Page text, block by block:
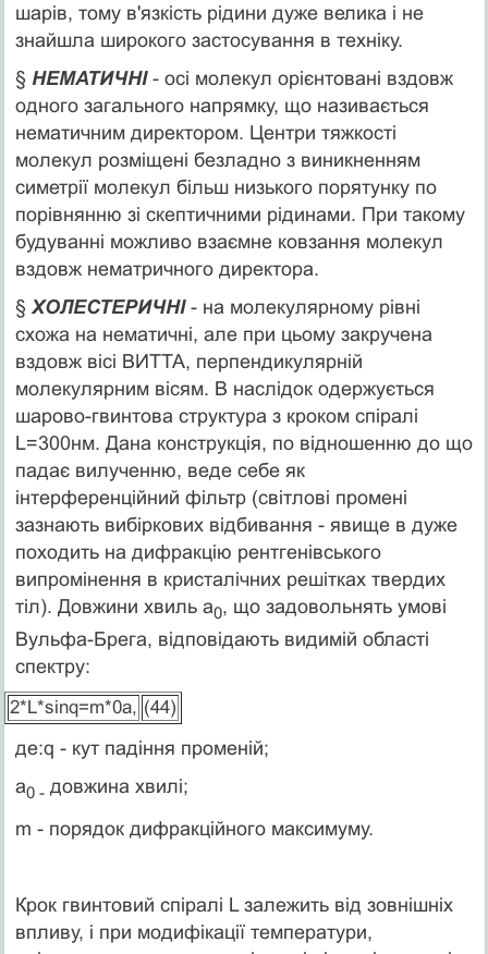
шарів, тому в'язкість рідини дуже велика і не
знайшла широкого застосування в техніку.
§ НЕМАТИЧНІ- осі молекул орієнтовані вздовж
одного загального напрямку, що називається
нематичним директором. Центри тяжкості
молекул розміщені безладно з виникненням
симетрії молекул більш низького порятунку по
порівнянню зі скептичними рідинами. При такому
будуванні можливо взаємне ковзання молекул
вздовж нематричного директора.
§ ХОЛЕСТЕРИЧНІ- на молекулярному рівні
схожа на нематичні, але при цьому закручена
вздовж вісі ВИТТА, перпендикулярній
молекулярним вісям. В наслідок одержується
шарово-гвинтова структура з кроком спіралі
L=300нм. Дана конструкція, по відношенню до що
падає вилученню, веде себе як
інтерференційний фільтр (світлові промені
зазнають вибіркових відбивання - явище в дуже
походить на дифракцію рентгенівського
випромінення в кристалічних решітках твердих
тіл). Довжини хвиль a0, що задовольнять умові
Вульфа-Брега, відповідають видимій області
спектру:
2*L*sinq=m*0a, (44)
де:q - кут падіння променій;
a0 - довжина хвилі;
m - порядок дифракційного максимуму.
Крок гвинтовий спіралі L залежить від зовнішніх
впливу, і при модифікації температури,